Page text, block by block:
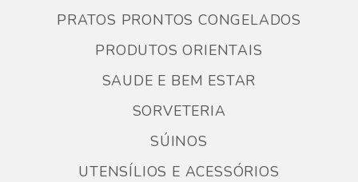
PRATOS PRONTOS CONGELADOS
PRODUTOS ORIENTAIS
SAUDE E BEM ESTAR
SORVETERIA
SÚINOS
UTENSÍLIOS E ACESSÓRIOS